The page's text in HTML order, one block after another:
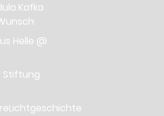
Kafka
Helle @
Stiftung